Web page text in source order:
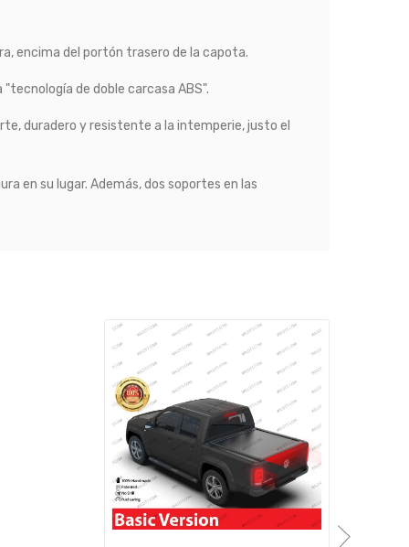
encima del portón trasero de la capota.
de doble carcasa ABS".
duradero y resistente a la intemperie, justo el
en su lugar. Además, dos soportes en las